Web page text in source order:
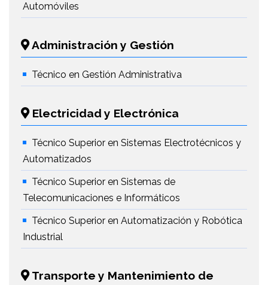
Automóviles
Administración y Gestión
Técnico en Gestión Administrativa
Electricidad y Electrónica
Técnico Superior en Sistemas Electrotécnicos y
Automatizados
Técnico Superior en Sistemas de
Telecomunicaciones e Informáticos
Técnico Superior en Automatización y Robótica
Industrial
Transporte y Mantenimiento de